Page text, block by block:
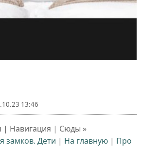
13:46
| Навигация | Сюды »
замков. Дети⁠⁠ | На главную | Про